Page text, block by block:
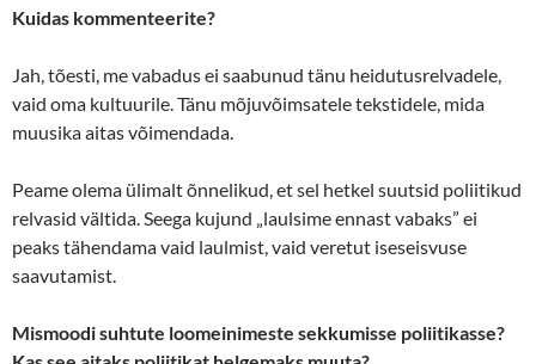
Kuidas kommenteerite?
Jah, tõesti, me vabadus ei saabunud tänu heidutusrelvadele,
vaid oma kultuurile. Tänu mõjuvõimsatele tekstidele, mida
muusika aitas võimendada.
Peame olema ülimalt õnnelikud, et sel hetkel suutsid poliitikud
relvasid vältida. Seega kujund „laulsime ennast vabaks” ei
peaks tähendama vaid laulmist, vaid veretut iseseisvuse
saavutamist.
Mismoodi suhtute loomeinimeste sekkumisse poliitikasse?